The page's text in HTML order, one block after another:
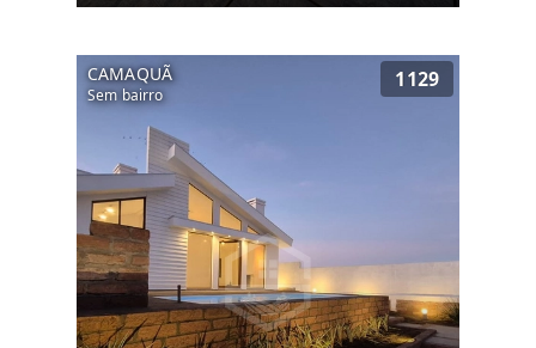
CAMAQUÃ
Sem bairro
1129